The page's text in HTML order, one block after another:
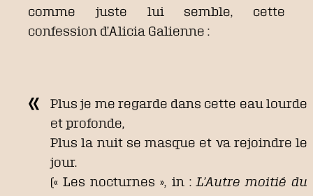
comme juste lui semble, cette
confession d’Alicia Galienne :
Plus je me regarde dans cette eau lourde
et profonde,
Plus la nuit se masque et va rejoindre le
jour.
(« Les nocturnes », in : L’Autre moitié du